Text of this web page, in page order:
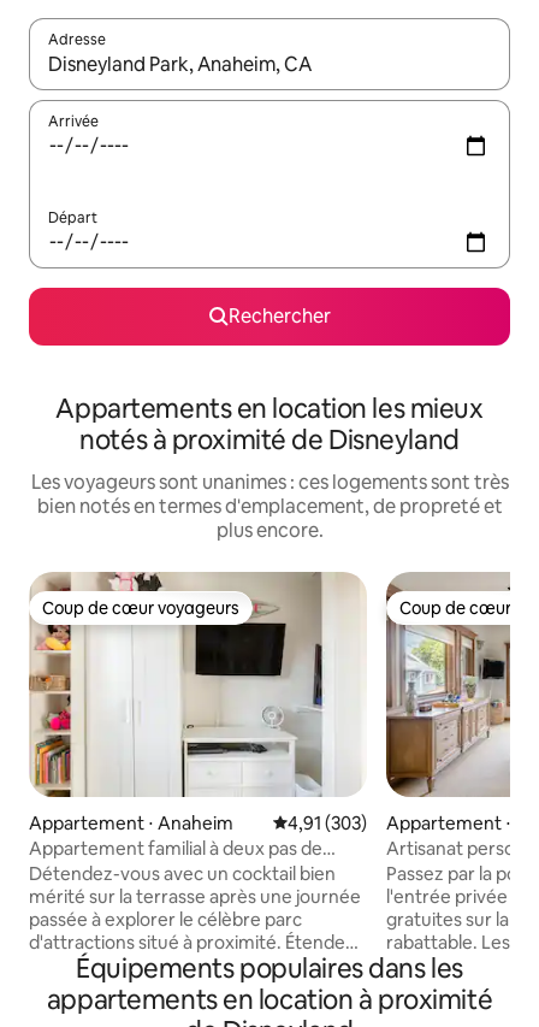
Adresse
Lorsque les résultats s'affichent, utilisez les flèches vers le
Arrivée
Départ
Rechercher
Appartements en location les mieux
notés à proximité de Disneyland
Les voyageurs sont unanimes : ces logements sont très
bien notés en termes d'emplacement, de propreté et
plus encore.
Coup de cœur voyageurs
Coup de cœur voyageurs
Appartement ⋅ Anaheim Évaluation moyenne sur la
4,91 (303)
Appartement familial à deux pas de
Disneyland
Détendez-vous avec un cocktail bien
mérité sur la terrasse après une journée
passée à explorer le célèbre parc
d'attractions situé à proximité. Étendez-
vous sur un canapé devant une
télévision et un foyer au gaz. Descendez
à la piscine pour une baignade
Coup de cœur
Coup de cœur
Appartement ⋅
Artisanat
de l'océan
Passez par la
l'entrée privée et
gratuites sur la
rabattable. Les
raffinées
d'art anciennes
tandis qu'à
Équipements populaires dans les
appartements en location à proximité